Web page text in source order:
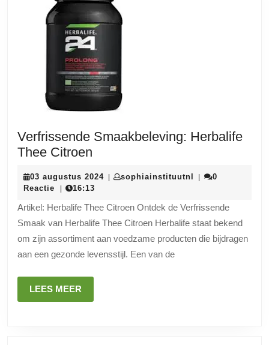
Verfrissende Smaakbeleving: Herbalife
Thee Citroen
Herbalife
Citroen
03 augustus 202403| sophiainstituutnl sophiainstituutnl
|
0
Reactie
| 16:13
Artikel: Herbalife Thee Citroen Ontdek de Verfrissende
Smaak van Herbalife Thee Citroen Herbalife staat bekend
om zijn assortiment aan voedzame producten die bijdragen
aan een gezonde levensstijl. Een van de
LEES MEER
MEER